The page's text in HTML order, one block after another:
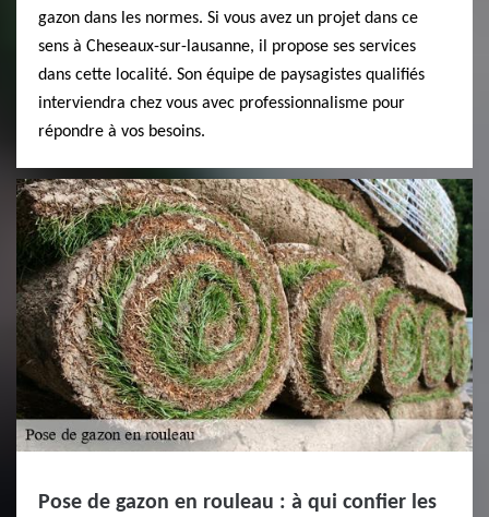
gazon dans les normes. Si vous avez un projet dans ce
sens à Cheseaux-sur-lausanne, il propose ses services
dans cette localité. Son équipe de paysagistes qualifiés
interviendra chez vous avec professionnalisme pour
répondre à vos besoins.
Pose de gazon en rouleau : à qui confier les